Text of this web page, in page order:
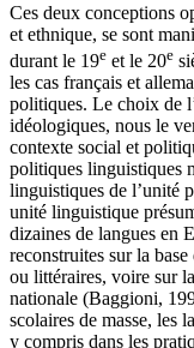
Ces deux conceptions
et ethnique, se sont
durant le 19e et le 20e
les cas français et
politiques. Le choix de
idéologiques, nous le
contexte social et
politiques linguistiques
linguistiques de l’unité
unité linguistique
dizaines de langues en
reconstruites sur la
ou littéraires, voire sur
nationale (Baggioni,
scolaires de masse, les
y compris dans les